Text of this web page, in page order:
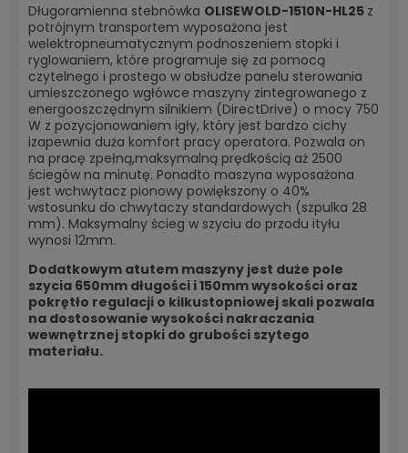
Długoramienna stebnówka OLISEWOLD-1510N-HL25 z
potrójnym transportem wyposażona jest
welektropneumatycznym podnoszeniem stopki i
ryglowaniem, które programuje się za pomocą
czytelnego i prostego w obsłudze panelu sterowania
umieszczonego wgłówce maszyny zintegrowanego z
energooszczędnym silnikiem (DirectDrive) o mocy 750
W z pozycjonowaniem igły, który jest bardzo cichy
izapewnia duża komfort pracy operatora. Pozwala on
na pracę zpełną,maksymalną prędkością aż 2500
ściegów na minutę. Ponadto maszyna wyposażona
jest wchwytacz pionowy powiększony o 40%
wstosunku do chwytaczy standardowych (szpulka 28
mm). Maksymalny ścieg w szyciu do przodu ityłu
wynosi 12mm.
Dodatkowym atutem maszyny jest duże pole
szycia 650mm długości i 150mm wysokości oraz
pokrętło regulacji o kilkustopniowej skali pozwala
na dostosowanie wysokości nakraczania
wewnętrznej stopki do grubości szytego
materiału.